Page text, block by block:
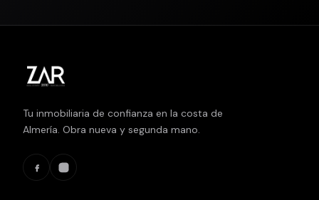
Tu inmobiliaria de confianza en la costa de
Almería. Obra nueva y segunda mano.